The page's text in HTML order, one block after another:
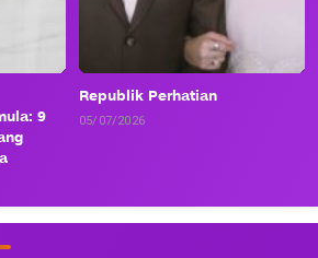
9
Republik Perhatian
05/07/2026